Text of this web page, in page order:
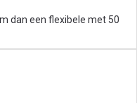
dan een flexibele met 50